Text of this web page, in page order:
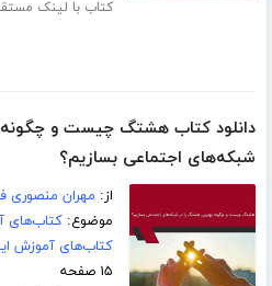
کتاب با لینک
دانلود کتاب هشتگ چیست و
شبکه‌های اجتماعی بسازیم؟
از: مهران منصوری
موضوع:کتاب‌های
کتاب‌های آموزش
۱۵ صفحه